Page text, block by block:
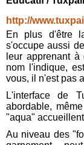
http://
En plus d'être
s'occupe aussi
leur apprenant
nom l'indique,
vous, il n'est pas
L'interface de
abordable,
"aqua"
Au niveau des